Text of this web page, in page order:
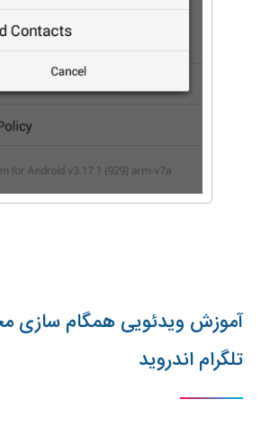
آموزش ویدئویی همگام سازی
تلگرام اندروید